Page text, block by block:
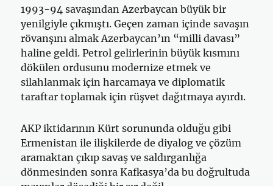
1993-94 savaşından Azerbaycan büyük bir
yenilgiyle çıkmıştı. Geçen zaman içinde savaşın
rövanşını almak Azerbaycan’ın “milli davası”
haline geldi. Petrol gelirlerinin büyük kısmını
dökülen ordusunu modernize etmek ve
silahlanmak için harcamaya ve diplomatik
taraftar toplamak için rüşvet dağıtmaya ayırdı.
AKP iktidarının Kürt sorununda olduğu gibi
Ermenistan ile ilişkilerde de diyalog ve çözüm
aramaktan çıkıp savaş ve saldırganlığa
dönmesinden sonra Kafkasya’da bu doğrultuda